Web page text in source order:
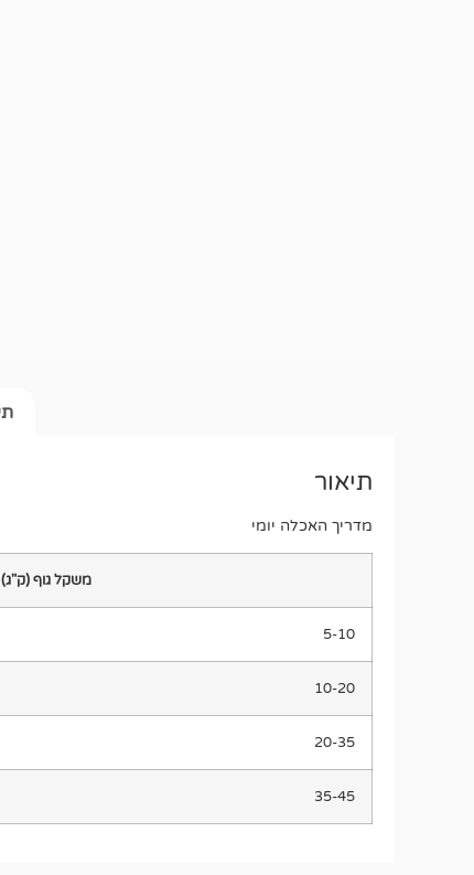
תיאור
מדריך האכלה יומי
משקל גוף (ק"ג)
5-10
10-20
20-35
35-45